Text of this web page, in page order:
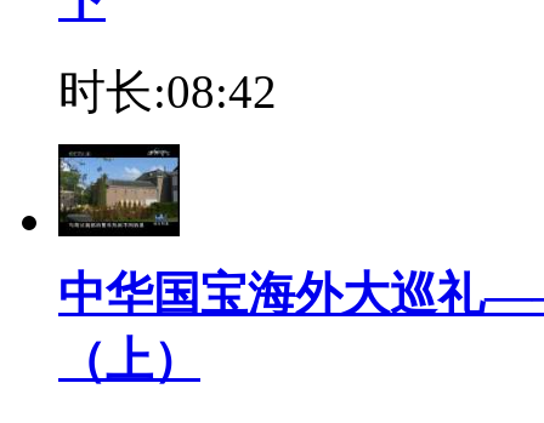
时长:08:42
中华国宝海外大巡礼
（上）